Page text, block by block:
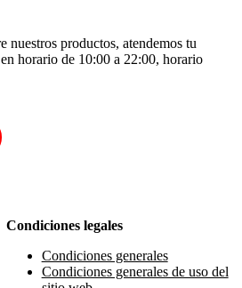
nuestros productos, atendemos tu
horario de 10:00 a 22:00, horario
Condiciones legales
Condiciones generales
Condiciones generales de uso del